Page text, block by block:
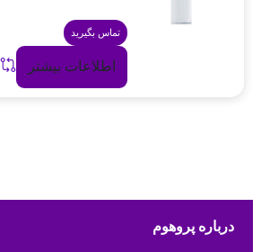
تماس بگیرید
اطلاعات بیشتر
درباره پروهوم